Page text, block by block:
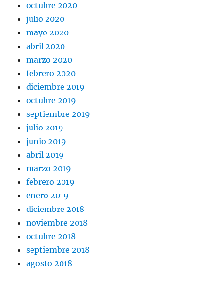
octubre 2020
julio 2020
mayo 2020
abril 2020
marzo 2020
febrero 2020
diciembre 2019
octubre 2019
septiembre 2019
julio 2019
junio 2019
abril 2019
marzo 2019
febrero 2019
enero 2019
diciembre 2018
noviembre 2018
octubre 2018
septiembre 2018
agosto 2018